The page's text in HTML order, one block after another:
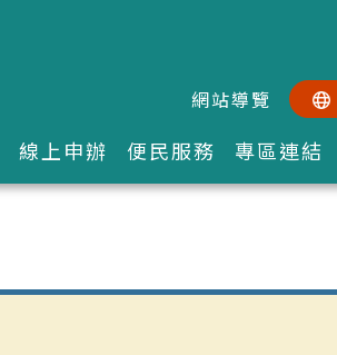
:::網站導覽
線上申辦 便民服務 專區連結